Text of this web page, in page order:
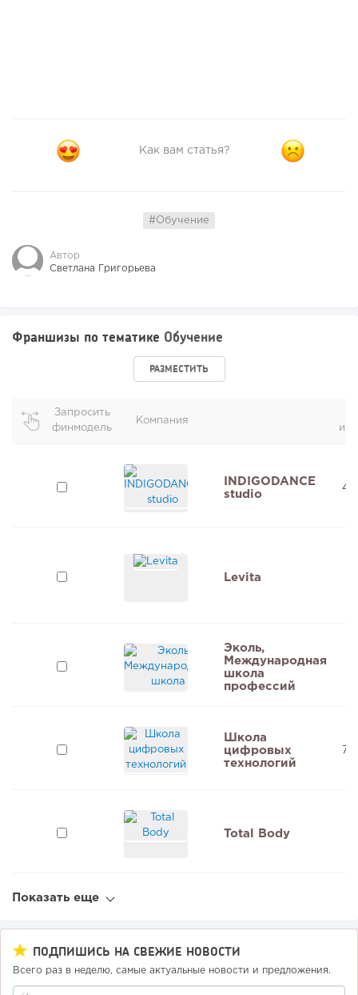
Как вам статья?
#Обучение
Автор
Светлана Григорьева
Франшизы по тематике Обучение
РАЗМЕСТИТЬ
Запросить
финмодель
Компания
INDIGODANCE
studio
Levita
Эколь,
Международная
школа
профессий
Школа
цифровых
технологий
Total Body
Показать еще
ПОДПИШИСЬ НА СВЕЖИЕ НОВОСТИ
Всего раз в неделю, самые актуальные новости и предложения.